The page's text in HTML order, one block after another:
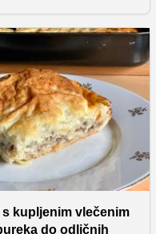
obloženo mizo.
receptov, ki so
in jih bodo gostje
s kupljenim vlečenim
do odličnih